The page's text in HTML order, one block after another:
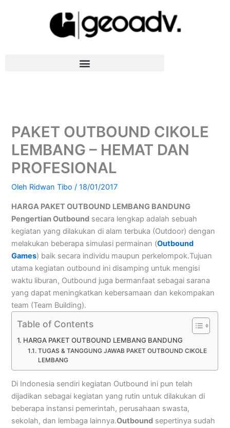
PAKET OUTBOUND CIKOLE
LEMBANG – HEMAT DAN
PROFESIONAL
Oleh Ridwan Tibo/18/01/2017
HARGA PAKET OUTBOUND LEMBANG BANDUNG
Pengertian Outbound secara lengkap adalah sebuah
kegiatan yang dilakukan di alam terbuka (Outdoor) dengan
melakukan beberapa simulasi permainan (Outbound
Games) baik secara individu maupun perkelompok.Tujuan
utama kegiatan outbound ini disamping untuk mengisi
waktu liburan, Outbound juga bermanfaat sebagai sarana
yang dapat meningkatkan kebersamaan dan kekompakan
team (Team Building).
Table of Contents
HARGA PAKET OUTBOUND LEMBANG BANDUNG
TUGAS & TANGGUNG JAWAB PAKET OUTBOUND CIKOLE
LEMBANG
Di Indonesia sendiri kegiatan Outbound ini pun telah
dijadikan sebagai kegiatan yang rutin untuk dilakukan di
beberapa instansi pemerintah, perusahaan swasta,
sekolah, dan lembaga lainnya.Outbound sepertinya sudah